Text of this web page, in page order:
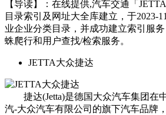
【导读】：在线提供,汽车交通「
目录索引及网址大全库建立，于2023-
业企业分类目录，并成功建立索引服
蛛爬行和用户查找/检索服务。
JETTA大众捷达
捷达(Jetta)是德国大众汽车集团在
汽-大众汽车有限公司的旗下汽车品牌